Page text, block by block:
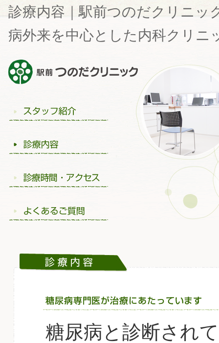
診療内容｜駅前つのだクリニッ
病外来を中心とした内科クリニ
糖尿病と診断され